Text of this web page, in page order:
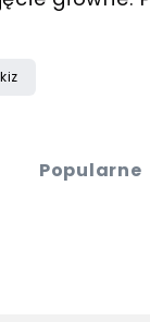
Popularne